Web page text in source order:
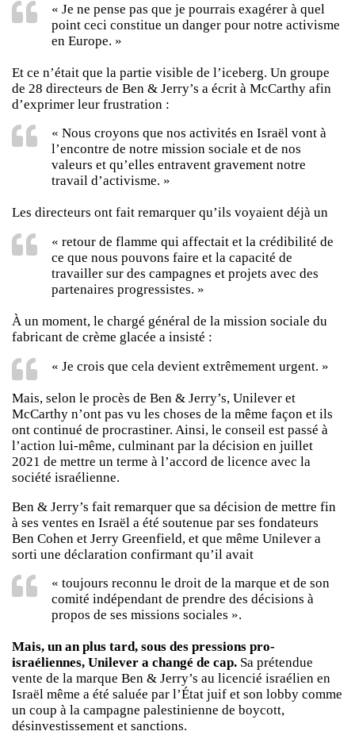
« Je ne pense pas que je pourrais exagérer à quel
point ceci constitue un danger pour notre activisme
en Europe. »
Et ce n’était que la partie visible de l’iceberg. Un groupe
de 28 directeurs de Ben & Jerry’s a écrit à McCarthy afin
d’exprimer leur frustration :
« Nous croyons que nos activités en Israël vont à
l’encontre de notre mission sociale et de nos
valeurs et qu’elles entravent gravement notre
travail d’activisme. »
Les directeurs ont fait remarquer qu’ils voyaient déjà un
« retour de flamme qui affectait et la crédibilité de
ce que nous pouvons faire et la capacité de
travailler sur des campagnes et projets avec des
partenaires progressistes. »
À un moment, le chargé général de la mission sociale du
fabricant de crème glacée a insisté :
« Je crois que cela devient extrêmement urgent. »
Mais, selon le procès de Ben & Jerry’s, Unilever et
McCarthy n’ont pas vu les choses de la même façon et ils
ont continué de procrastiner. Ainsi, le conseil est passé à
l’action lui-même, culminant par la décision en juillet
2021 de mettre un terme à l’accord de licence avec la
société israélienne.
Ben & Jerry’s fait remarquer que sa décision de mettre fin
à ses ventes en Israël a été soutenue par ses fondateurs
Ben Cohen et Jerry Greenfield, et que même Unilever a
sorti une déclaration confirmant qu’il avait
« toujours reconnu le droit de la marque et de son
comité indépendant de prendre des décisions à
propos de ses missions sociales ».
Mais, un an plus tard, sous des pressions pro-
israéliennes, Unilever a changé de cap. Sa prétendue
vente de la marque Ben & Jerry’s au licencié israélien en
Israël même a été saluée par l’État juif et son lobby comme
un coup à la campagne palestinienne de boycott,
désinvestissement et sanctions.